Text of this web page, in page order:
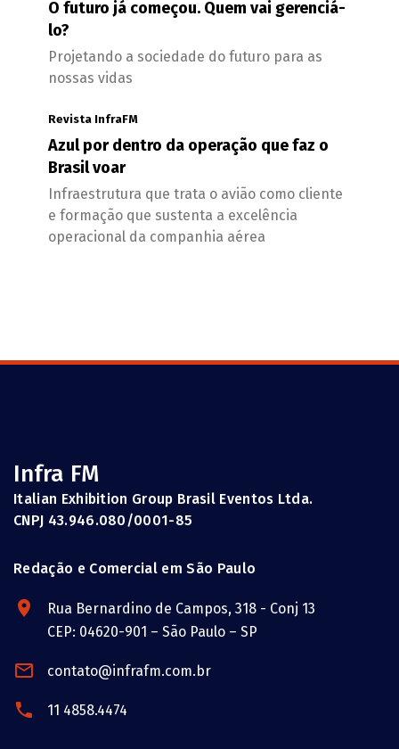
O futuro já começou. Quem vai gerenciá-
lo?
Projetando a sociedade do futuro para as
nossas vidas
Revista InfraFM
Azul por dentro da operação que faz o
Brasil voar
Infraestrutura que trata o avião como cliente
e formação que sustenta a excelência
operacional da companhia aérea
Infra FM
Italian Exhibition Group Brasil Eventos Ltda.
CNPJ 43.946.080/0001-85
Redação e Comercial em São Paulo
Rua Bernardino de Campos, 318 - Conj 13
CEP: 04620-901 – São Paulo – SP
contato@infrafm.com.br
11 4858.4474